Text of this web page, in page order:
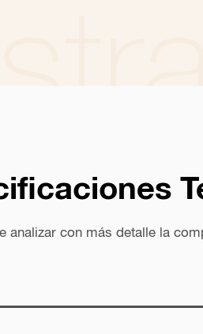
de
analizar con más detalle la